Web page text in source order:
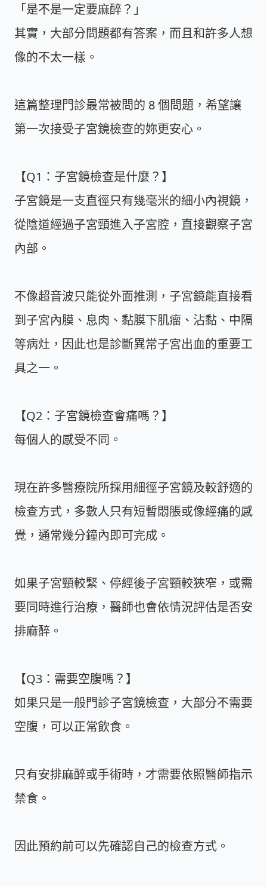
「是不是一定要麻醉？」
其實，大部分問題都有答案，而且和許多人想
像的不太一樣。
這篇整理門診最常被問的 8 個問題，希望讓
第一次接受子宮鏡檢查的妳更安心。
【Q1：子宮鏡檢查是什麼？】
子宮鏡是一支直徑只有幾毫米的細小內視鏡，
從陰道經過子宮頸進入子宮腔，直接觀察子宮
內部。
不像超音波只能從外面推測，子宮鏡能直接看
到子宮內膜、息肉、黏膜下肌瘤、沾黏、中隔
等病灶，因此也是診斷異常子宮出血的重要工
具之一。
【Q2：子宮鏡檢查會痛嗎？】
每個人的感受不同。
現在許多醫療院所採用細徑子宮鏡及較舒適的
檢查方式，多數人只有短暫悶脹或像經痛的感
覺，通常幾分鐘內即可完成。
如果子宮頸較緊、停經後子宮頸較狹窄，或需
要同時進行治療，醫師也會依情況評估是否安
排麻醉。
【Q3：需要空腹嗎？】
如果只是一般門診子宮鏡檢查，大部分不需要
空腹，可以正常飲食。
只有安排麻醉或手術時，才需要依照醫師指示
禁食。
因此預約前可以先確認自己的檢查方式。